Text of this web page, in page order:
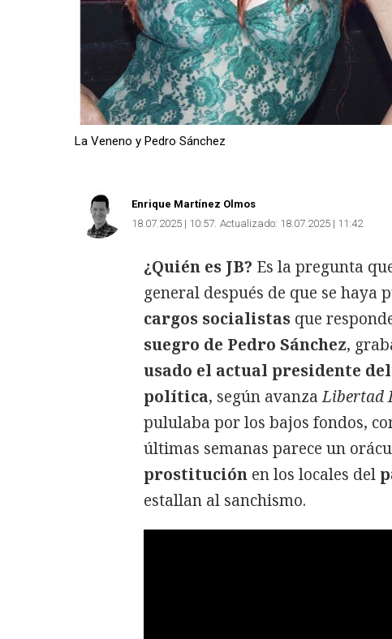
La Veneno y Pedro Sánchez
Enrique Martínez Olmos
18.07.2025 | 10:57 Actualizado: 18.07.2025 | 11:42
¿Quién es JB? Es la pregunta
general después de que se haya
cargos socialistas que
suegro de Pedro Sánchez,
usado el actual presidente
política, según avanzaLibertad
pululaba por los bajos fondos,
últimas semanas parece un
prostitución en los locales del
estallan al sanchismo.